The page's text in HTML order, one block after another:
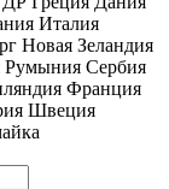
Италия
Новая Зеландия
Румыния Сербия
Франция
Швеция